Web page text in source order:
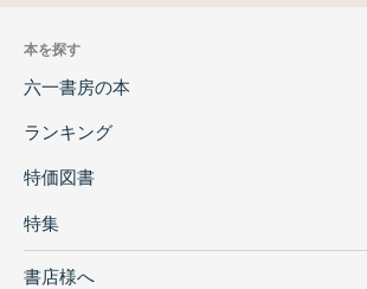
本を探す
六一書房の本
ランキング
特価図書
特集
書店様へ